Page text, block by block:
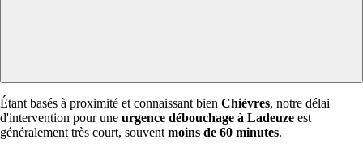
Étant basés à proximité et connaissant bien Chièvres, notre délai
d'intervention pour une urgence débouchage à Ladeuze est
généralement très court, souvent moins de 60 minutes.